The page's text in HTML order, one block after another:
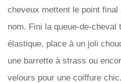
cheveux mettent le point
nom. Fini la queue-de-cheval
élastique, place à un joli
une barrette à strass ou
velours pour une coiffure